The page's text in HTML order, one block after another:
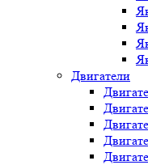
Двигатели